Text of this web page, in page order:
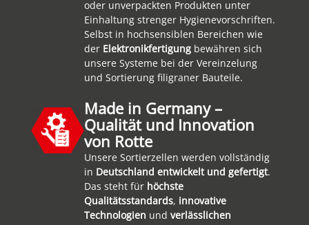
oder unverpackten Produkten unter
Einhaltung strenger Hygienevorschriften.
Selbst in hochsensiblen Bereichen wie
der Elektronikfertigung bewähren sich
unsere Systeme bei der Vereinzelung
und Sortierung filigraner Bauteile.
Made in Germany –
Qualität und Innovation
von Rotte
Unsere Sortierzellen werden vollständig
in Deutschland entwickelt und gefertigt.
Das steht für höchste
Qualitätsstandards, innovative
Technologien undverlässlichen